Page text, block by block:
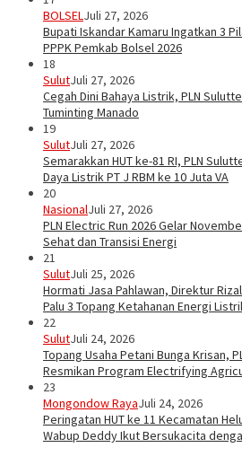
BOLSELJuli 27, 2026
Bupati Iskandar Kamaru Ingatkan 3
PPPK Pemkab Bolsel 2026
18
SulutJuli 27, 2026
Cegah Dini Bahaya Listrik, PLN
Tuminting Manado
19
SulutJuli 27, 2026
Semarakkan HUT ke-81 RI, PLN
Daya Listrik PT J RBM ke 10 Juta VA
20
NasionalJuli 27, 2026
PLN Electric Run 2026 Gelar
Sehat dan Transisi Energi
21
SulutJuli 25, 2026
Hormati Jasa Pahlawan, Direktur
Palu 3 Topang Ketahanan Energi
22
SulutJuli 24, 2026
Topang Usaha Petani Bunga Krisan,
Resmikan Program Electrifying
23
Mongondow RayaJuli 24, 2026
Peringatan HUT ke 11 Kecamatan
Wabup Deddy Ikut Bersukacita